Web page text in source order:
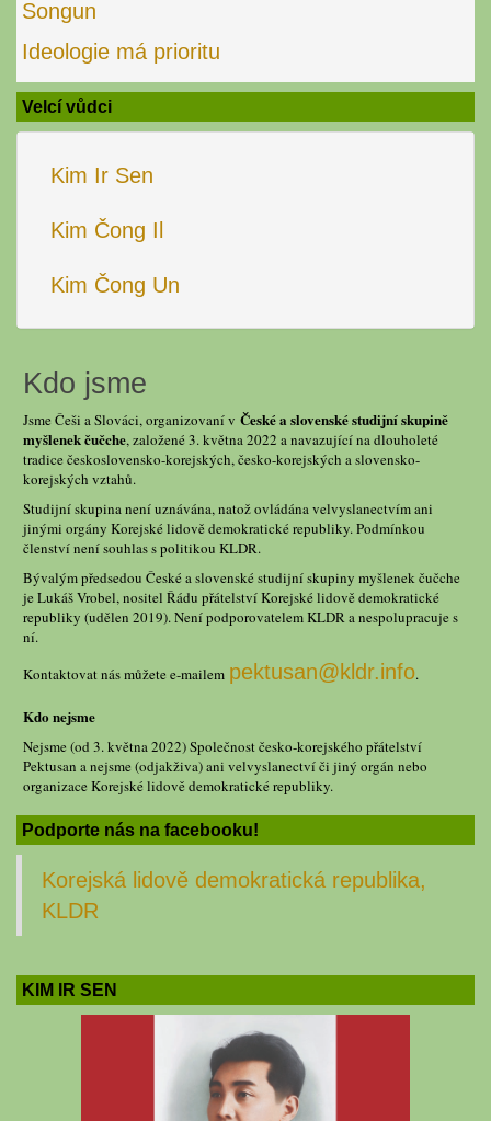
Songun
Ideologie má prioritu
Velcí vůdci
Kim Ir Sen
Kim Čong Il
Kim Čong Un
Kdo jsme
Jsme Češi a Slováci, organizovaní v České a slovenské studijní skupině
myšlenek čučche, založené 3. května 2022 a navazující na dlouholeté
tradice československo-korejských, česko-korejských a slovensko-
korejských vztahů.
Studijní skupina není uznávána, natož ovládána velvyslanectvím ani
jinými orgány Korejské lidově demokratické republiky. Podmínkou
členství není souhlas s politikou KLDR.
Bývalým předsedou České a slovenské studijní skupiny myšlenek čučche
je Lukáš Vrobel, nositel Řádu přátelství Korejské lidově demokratické
republiky (udělen 2019). Není podporovatelem KLDR a nespolupracuje s
ní.
Kontaktovat nás můžete e-mailem pektusan@kldr.info.
Kdo nejsme
Nejsme (od 3. května 2022) Společnost česko-korejského přátelství
Pektusan a nejsme (odjakživa) ani velvyslanectví či jiný orgán nebo
organizace Korejské lidově demokratické republiky.
Podporte nás na facebooku!
Korejská lidově demokratická republika,
KLDR
KIM IR SEN